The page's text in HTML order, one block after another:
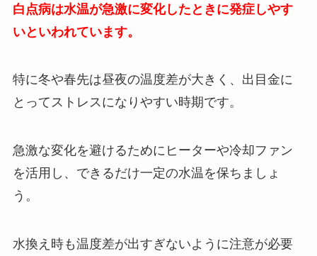
白点病は水温が急激に変化したときに発症しやす
いといわれています。
特に冬や春先は昼夜の温度差が大きく、出目金に
とってストレスになりやすい時期です。
急激な変化を避けるためにヒーターや冷却ファン
を活用し、できるだけ一定の水温を保ちましょ
う。
水換え時も温度差が出すぎないように注意が必要